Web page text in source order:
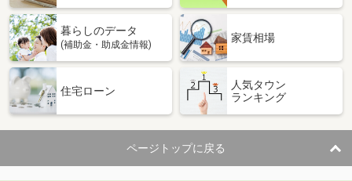
暮らしのデータ
(補助金・助成金情報)
家賃相場
住宅ローン
人気タウン
ランキング
ページトップに戻る